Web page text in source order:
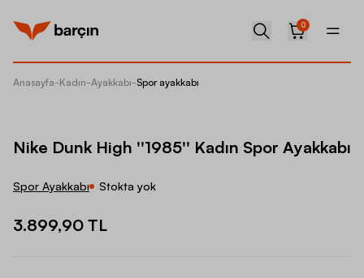
0
Anasayfa-Kadın-Ayakkabı-Spor ayakkabı
Nike Dunk High ''1985'' Kadın Spor Ayakkabı
Spor Ayakkabı Stokta yok
3.899,90 TL